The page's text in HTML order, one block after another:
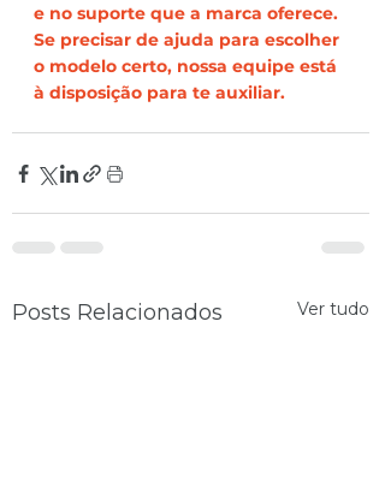
e no suporte que a marca oferece.
Se precisar de ajuda para escolher
o modelo certo, nossa equipe está
à disposição para te auxiliar.
Posts Relacionados Ver tudo